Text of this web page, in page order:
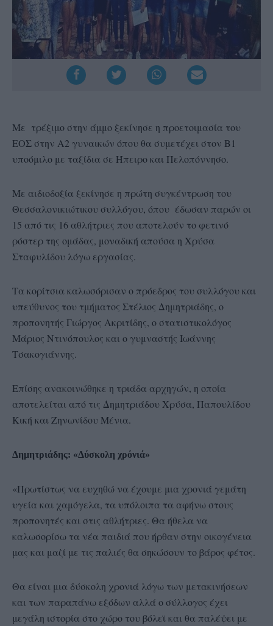
Με τρέξιμο στην άμμο ξεκίνησε η προετοιμασία του
ΕΟΣ στην Α2 γυναικών όπου θα συμετέχει στον Β1
υποόμιλο με ταξίδια σε Ήπειρο και Πελοπόννησο.
Με αιδιοδοξία ξεκίνησε η πρώτη συγκέντρωση του
Θεσσαλονικιώτικου συλλόγου, όπου έδωσαν παρών οι
15 από τις 16 αθλήτριες που αποτελούν το φετινό
ρόστερ της ομάδας, μοναδική απούσα η Χρύσα
Σταφυλίδου λόγω εργασίας.
Τα κορίτσια καλωσόρισαν ο πρόεδρος του συλλόγου και
υπεύθυνος του τμήματος Στέλιος Δημητριάδης, ο
προπονητής Γιώργος Ακριτίδης, ο στατιστικολόγος
Μάριος Ντινόπουλος και ο γυμναστής Ιωάννης
Τσακογιάννης.
Επίσης ανακοινώθηκε η τριάδα αρχηγών, η οποία
αποτελείται από τις Δημητριάδου Χρύσα, Παπουλίδου
Κική και Ζηνωνίδου Μένια.
Δημητριάδης: «Δύσκολη χρόνιά»
«Πρωτίστως να ευχηθώ να έχουμε μια χρονιά γεμάτη
υγεία και χαμόγελα, τα υπόλοιπα τα αφήνω στους
προπονητές και στις αθλήτριες. Θα ήθελα να
καλωσορίσω τα νέα παιδιά που ήρθαν στην οικογένεια
μας και μαζί με τις παλιές θα σηκώσουν το βάρος φέτος.
Θα είναι μια δύσκολη χρονιά λόγω των μετακινήσεων
και των παραπάνω εξόδων αλλά ο σύλλογος έχει
μεγάλη ιστορία στο χώρο του βόλεϊ και θα παλέψει με